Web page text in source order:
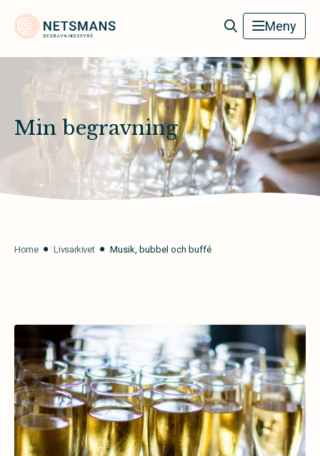
Netsmans Begravningsbyrå Meny
Min begravning
Home Livsarkivet Musik, bubbel och buffé